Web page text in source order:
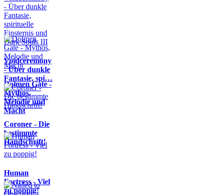
Voidceremony
- Über dunkle
Fantasie, spi…
Dolmen Gate -
Mythos,
Melodie und
Macht
Coroner - Die
bestimmte
Handschrift!
Human
Fortress - Viel
zu poppig!